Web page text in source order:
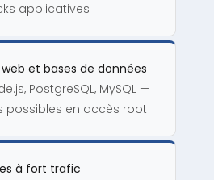
applicatives
et bases de données
PostgreSQL, MySQL —
possibles en accès root
à fort trafic